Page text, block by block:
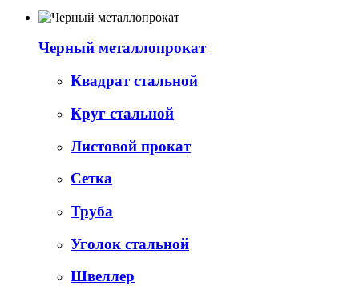
Черный металлопрокат
Квадрат стальной
Круг стальной
Листовой прокат
Сетка
Труба
Уголок стальной
Швеллер